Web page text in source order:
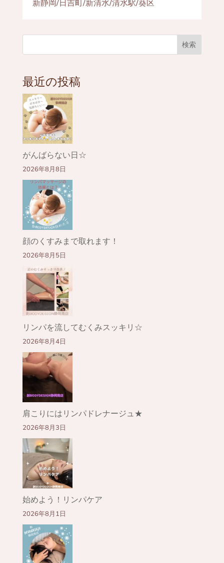
新静岡/日吉町/新清水/清水駅/葵区
検索
最近の投稿
がんばらない日☆
2026年8月8日
顔のくすみまで取れます！
2026年8月5日
リンパを流してむくみスッキリ☆
2026年8月4日
肩こりにはリンパドレナージュ★
2026年8月3日
始めよう！リンパケア
2026年8月1日